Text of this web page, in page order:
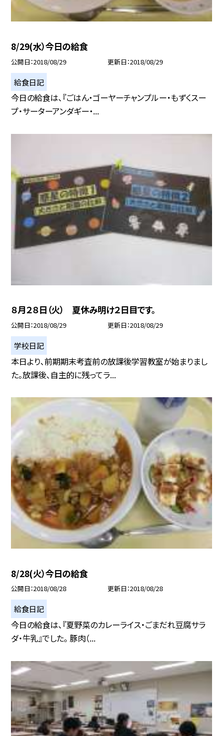
8/29(水）今日の給食
公開日 2018/08/29 更新日 2018/08/29
給食日記
今日の給食は、『ごはん・ゴーヤーチャンプルー・もずくスー
プ・サーターアンダギー・...
８月２８日（火） 夏休み明け２日目です。
公開日 2018/08/29 更新日 2018/08/29
学校日記
本日より、前期期末考査前の放課後学習教室が始まりまし
た。放課後、自主的に残ってラ...
8/28(火）今日の給食
公開日 2018/08/28 更新日 2018/08/28
給食日記
今日の給食は、『夏野菜のカレーライス・ごまだれ豆腐サラ
ダ・牛乳』でした。 豚肉（...